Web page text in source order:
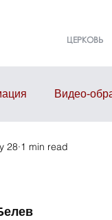
ЦЕРКОВЬ
Видео-
События
28 1 min read